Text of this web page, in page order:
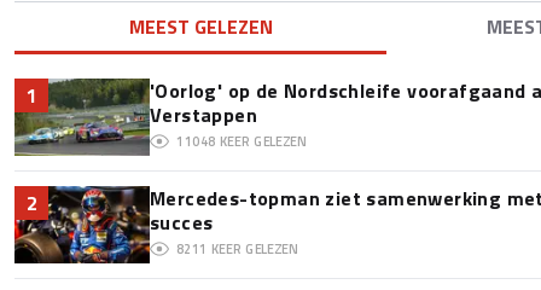
MEEST GELEZEN
1
'Oorlog' op de Nordschleife voorafgaand
Verstappen
11048 KEER GELEZEN
2
Mercedes-topman ziet samenwerking
succes
8211 KEER GELEZEN